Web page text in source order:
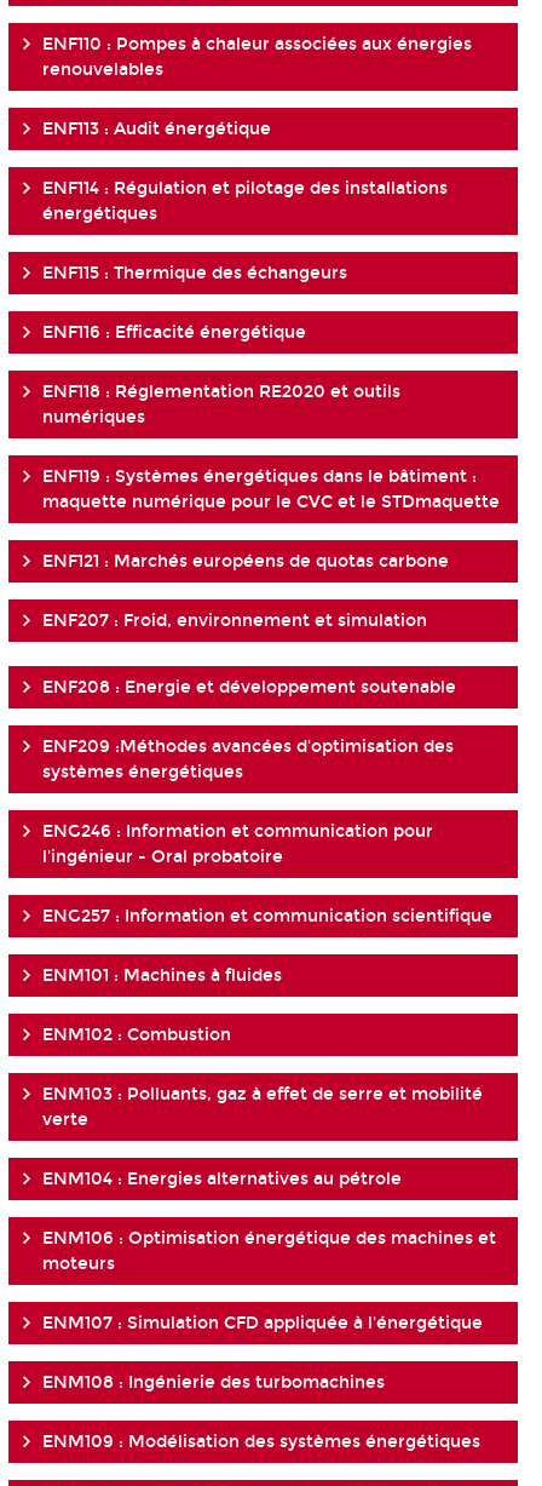
ENF110 : Pompes à chaleur associées aux énergies
renouvelables
ENF113 : Audit énergétique
ENF114 : Régulation et pilotage des installations
énergétiques
ENF115 : Thermique des échangeurs
ENF116 : Efficacité énergétique
ENF118 : Réglementation RE2020 et outils
numériques
ENF119 : Systèmes énergétiques dans le bâtiment :
maquette numérique pour le CVC et le STDmaquette
ENF121 : Marchés européens de quotas carbone
ENF207 : Froid, environnement et simulation
ENF208 : Energie et développement soutenable
ENF209 :Méthodes avancées d'optimisation des
systèmes énergétiques
ENG246 : Information et communication pour
l'ingénieur - Oral probatoire
ENG257 : Information et communication scientifique
ENM101 : Machines à fluides
ENM102 : Combustion
ENM103 : Polluants, gaz à effet de serre et mobilité
verte
ENM104 : Energies alternatives au pétrole
ENM106 : Optimisation énergétique des machines et
moteurs
ENM107 : Simulation CFD appliquée à l'énergétique
ENM108 : Ingénierie des turbomachines
ENM109 : Modélisation des systèmes énergétiques